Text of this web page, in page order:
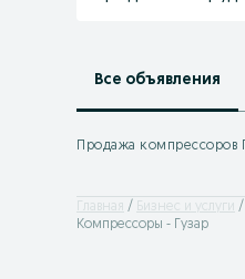
Все объявления
Продажа компрессоров
Главная Бизнес и услуги
Компрессоры - Гузар